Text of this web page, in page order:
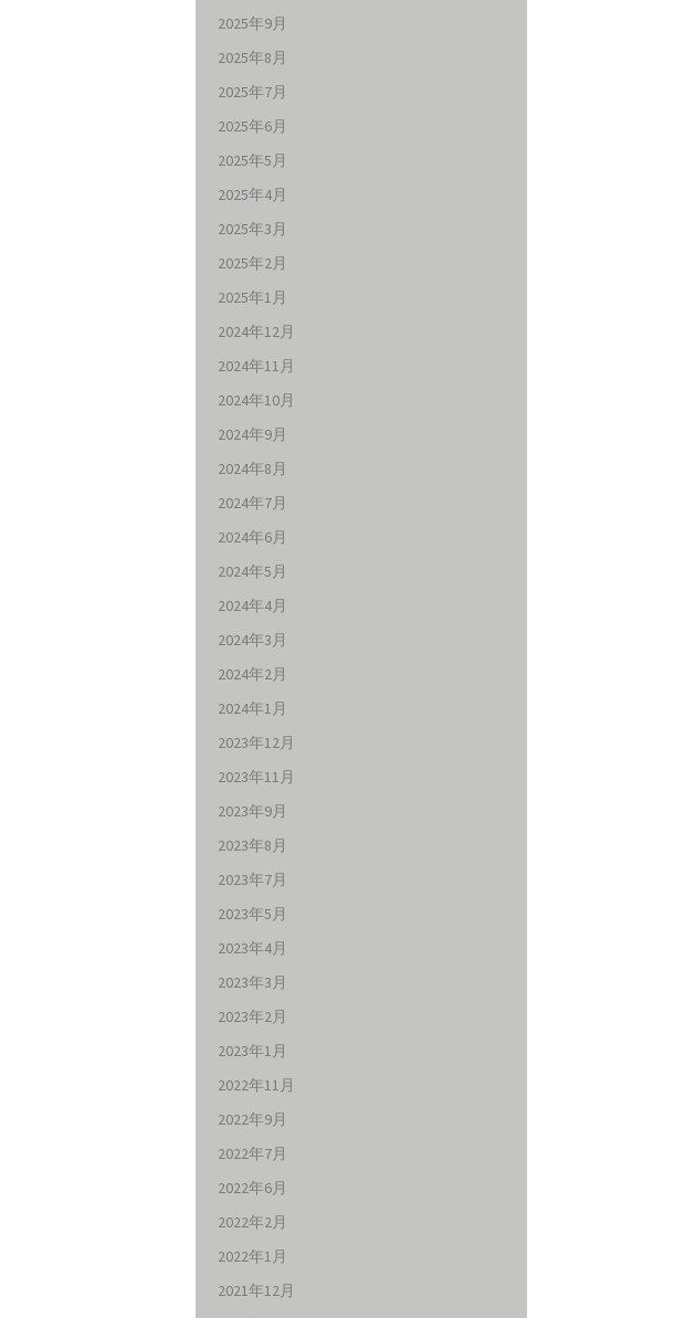
2025年9月
2025年8月
2025年7月
2025年6月
2025年5月
2025年4月
2025年3月
2025年2月
2025年1月
2024年12月
2024年11月
2024年10月
2024年9月
2024年8月
2024年7月
2024年6月
2024年5月
2024年4月
2024年3月
2024年2月
2024年1月
2023年12月
2023年11月
2023年9月
2023年8月
2023年7月
2023年5月
2023年4月
2023年3月
2023年2月
2023年1月
2022年11月
2022年9月
2022年7月
2022年6月
2022年2月
2022年1月
2021年12月